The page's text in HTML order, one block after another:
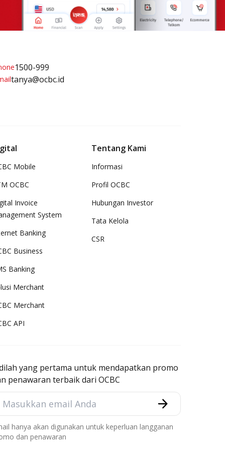
1500-999
tanya@ocbc.id
Mobile
OCBC
Invoice
System
Banking
Business
Banking
Merchant
Merchant
API
Tentang Kami
Informasi
Profil OCBC
Hubungan Investor
Tata Kelola
CSR
yang pertama untuk mendapatkan promo
penawaran terbaik dari OCBC
hanya akan digunakan untuk keperluan langganan
dan penawaran